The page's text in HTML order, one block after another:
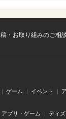
・お取り組みのご相
ゲーム イベント
アプリ・ゲーム ディ